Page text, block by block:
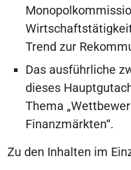
Trend zur
Das ausführliche
dieses
Thema
Finanzmärkten“.
Zu den Inhalten im